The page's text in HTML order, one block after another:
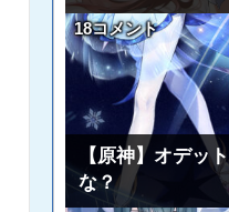
18コメント
【原神】オデッ
な？